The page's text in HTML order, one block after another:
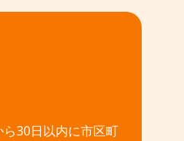
30日以内に市区町